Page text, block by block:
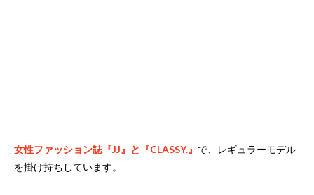
女性ファッション誌『JJ』と『CLASSY.』 で、レギュラーモデル
を掛け持ちしています。